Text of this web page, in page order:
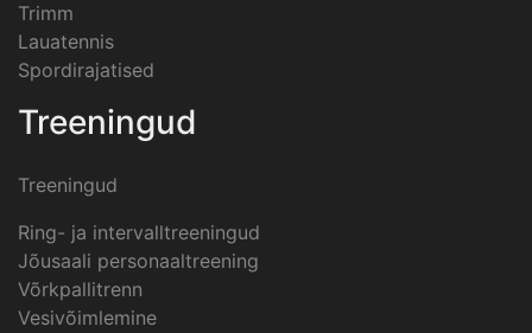
Trimm
Lauatennis
Spordirajatised
Treeningud
Treeningud
Ring- ja intervalltreeningud
Jõusaali personaaltreening
Võrkpallitrenn
Vesivõimlemine